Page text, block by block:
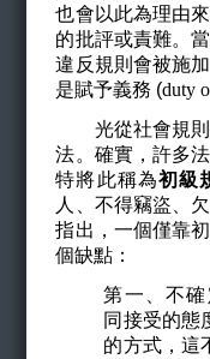
也會以此為理由
的批評或責難。
違反規則會被施
是賦予義務 (duty
光從社會規則
法。確實，許多
特將此稱為初級
人、不得竊盜、
指出，一個僅靠
個缺點：
第一、不
同接受的態
的方式，這